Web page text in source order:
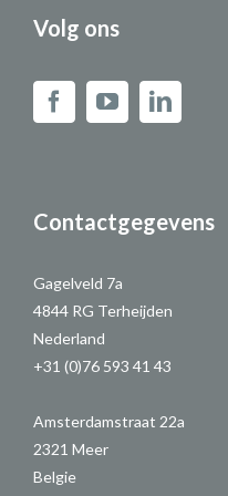
Volg ons
Contactgegevens
Gagelveld 7a
4844 RG Terheijden
Nederland
+31 (0)76 593 41 43
Amsterdamstraat 22a
2321 Meer
Belgie